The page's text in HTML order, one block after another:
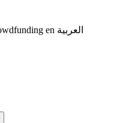
Las mejores Plataformas crowdfunding en العربية